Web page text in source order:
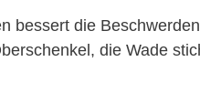
bessert die
die Wade